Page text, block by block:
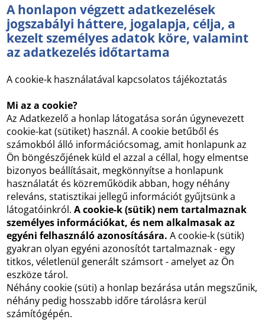
A honlapon végzett adatkezelések
jogszabályi háttere, jogalapja, célja, a
kezelt személyes adatok köre, valamint
az adatkezelés időtartama
A cookie-k használatával kapcsolatos tájékoztatás
Mi az a cookie?
Az Adatkezelő a honlap látogatása során úgynevezett
cookie-kat (sütiket) használ. A cookie betűből és
számokból álló információcsomag, amit honlapunk az
Ön böngészőjének küld el azzal a céllal, hogy elmentse
bizonyos beállításait, megkönnyítse a honlapunk
használatát és közreműködik abban, hogy néhány
releváns, statisztikai jellegű információt gyűjtsünk a
látogatóinkról.A cookie-k (sütik) nem tartalmaznak
személyes információkat, és nem alkalmasak az
egyéni felhasználó azonosítására. A cookie-k (sütik)
gyakran olyan egyéni azonosítót tartalmaznak - egy
titkos, véletlenül generált számsort - amelyet az Ön
eszköze tárol.
Néhány cookie (süti) a honlap bezárása után megszűnik,
néhány pedig hosszabb időre tárolásra kerül
számítógépén.